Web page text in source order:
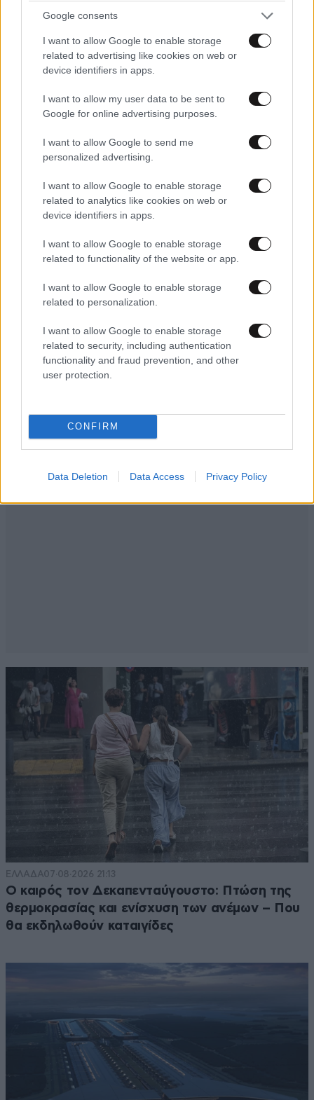
Google consents
I want to allow Google to enable storage
related to advertising like cookies on web or
device identifiers in apps.
I want to allow my user data to be sent to
Google for online advertising purposes.
I want to allow Google to send me
personalized advertising.
I want to allow Google to enable storage
related to analytics like cookies on web or
device identifiers in apps.
I want to allow Google to enable storage
related to functionality of the website or app.
I want to allow Google to enable storage
related to personalization.
I want to allow Google to enable storage
related to security, including authentication
functionality and fraud prevention, and other
user protection.
CONFIRM
Data Deletion Data Access Privacy Policy
Απαντήστε
είχε καταργηθεί από το 2023 , που είχαμε αστυνομία
προκύπτει ; Το μόνο που κατάφερε είναι να κάνει τα
πανεπιστήμια καταφύγια εγκληματιών .
Απαντήστε
ΩΡΑ 14·05·2025 22:58
Είναι ώρα να καταργηθεί το άσυλο , ΑΣΥΔΩΣΙΑ και να
τιμωρούνται αυστηρά οι καταληψίες ……
Για τους ηθικούς αυτουργούς δεν θα κάνουμε τίποτε;
ΑΘΛΗΤΙΚΑ07·08·2026 21:30
Ακυρώνει δύο συμβόλαια ο Λαρεντζάκης και
υπογράφει σε ελληνική ομάδα-έκπληξη!
ΕΛΛΑΔΑ07·08·2026 21:13
Ο καιρός τον Δεκαπενταύγουστο: Πτώση της
θερμοκρασίας και ενίσχυση των ανέμων – Που
θα εκδηλωθούν καταιγίδες